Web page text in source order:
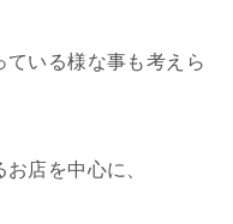
いる様な事も考えら
店を中心に、